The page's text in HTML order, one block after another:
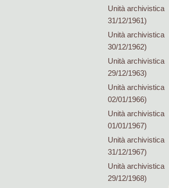
Unità archivistica
31/12/1961)
Unità archivistica
30/12/1962)
Unità archivistica
29/12/1963)
Unità archivistica
02/01/1966)
Unità archivistica
01/01/1967)
Unità archivistica
31/12/1967)
Unità archivistica
29/12/1968)